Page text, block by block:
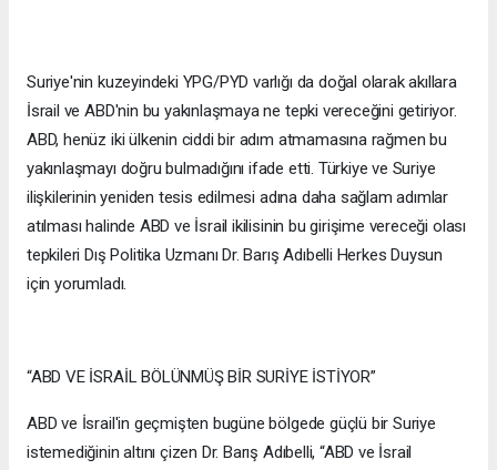
Suriye'nin kuzeyindeki YPG/PYD varlığı da doğal olarak akıllara
İsrail ve ABD'nin bu yakınlaşmaya ne tepki vereceğini getiriyor.
ABD, henüz iki ülkenin ciddi bir adım atmamasına rağmen bu
yakınlaşmayı doğru bulmadığını ifade etti. Türkiye ve Suriye
ilişkilerinin yeniden tesis edilmesi adına daha sağlam adımlar
atılması halinde ABD ve İsrail ikilisinin bu girişime vereceği olası
tepkileri Dış Politika Uzmanı Dr. Barış Adıbelli Herkes Duysun
için yorumladı.
“ABD VE İSRAİL BÖLÜNMÜŞ BİR SURİYE İSTİYOR”
ABD ve İsrail'in geçmişten bugüne bölgede güçlü bir Suriye
istemediğinin altını çizen Dr. Barış Adıbelli, “ABD ve İsrail